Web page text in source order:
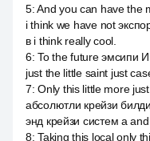
5:And you can have the
i think we have not
в i think really cool.
6:To the future эмсипи
just the little saint just
7:Only this little more
абсолютли крейзи
энд крейзи систем а and
8:Taking this local only